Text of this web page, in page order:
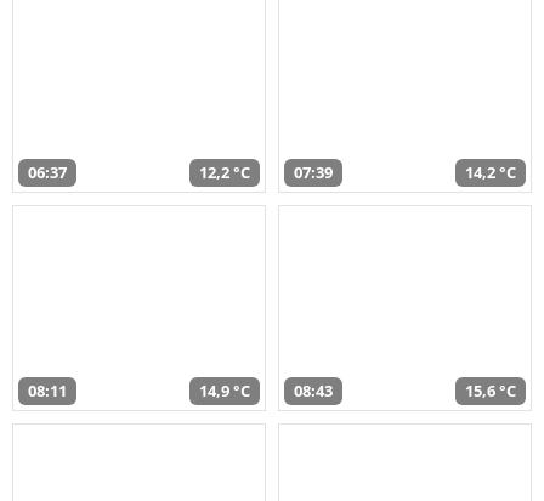
06:37 12,2 °C 07:39 14,2 °C
08:11 14,9 °C 08:43 15,6 °C